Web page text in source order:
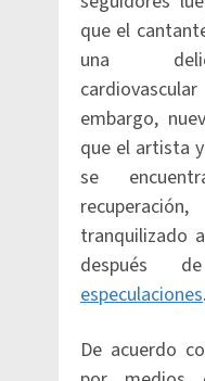
que el
una
embargo,
que el artista
se
tranquilizado
después
especulaciones.
De acuerdo